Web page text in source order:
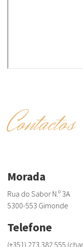
Contactos
Morada
Rua do Sabor N.º 3A
5300-553 Gimonde
Telefone
(+351) 273 382 555